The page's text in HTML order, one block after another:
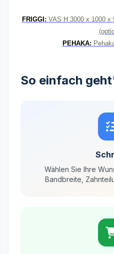
FRIGGI: VAS H 3000 x 1000 x
PEHAKA:
So einfach
Wählen Sie Ihre
Bandbreite,